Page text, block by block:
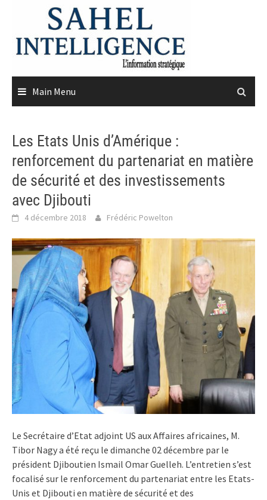
content
Main Menu
Les Etats Unis d’Amérique :
renforcement du partenariat en matière
de sécurité et des investissements
avec Djibouti
4 décembre 2018 Frédéric Powelton
Le Secrétaire d’Etat adjoint US aux Affaires africaines, M.
Tibor Nagy a été reçu le dimanche 02 décembre par le
président Djiboutien Ismail Omar Guelleh. L’entretien s’est
focalisé sur le renforcement du partenariat entre les Etats-
Unis et Djibouti en matière de sécurité et des